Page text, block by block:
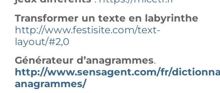
Transformer un texte en labyrinthe
http://www.festisite.com/text-
layout/#2,0
Générateur d’anagrammes.
http://www.sensagent.com/fr/
anagrammes/